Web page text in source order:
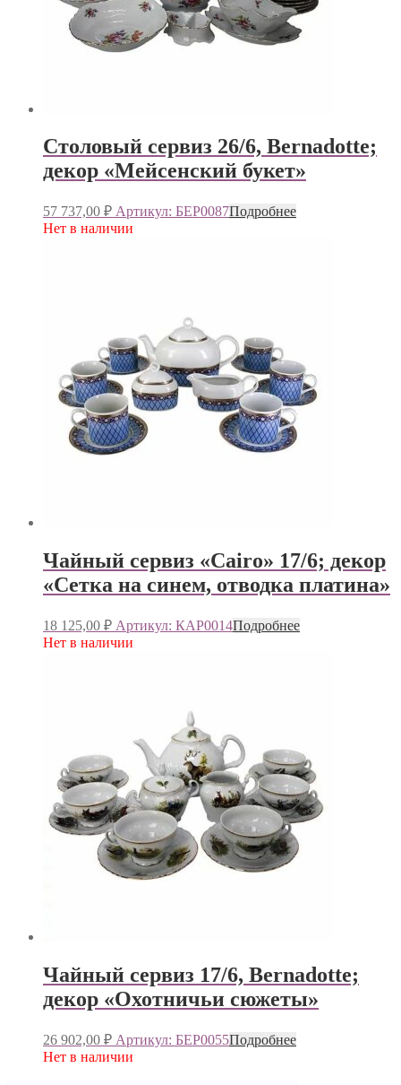
Столовый сервиз 26/6, Bernadotte;
декор «Мейсенский букет»
57 737,00 ₽ Артикул: БЕР0087Подробнее
Нет в наличии
Чайный сервиз «Cairo» 17/6; декор
«Сетка на синем, отводка платина»
18 125,00 ₽ Артикул: КАР0014Подробнее
Нет в наличии
Чайный сервиз 17/6, Bernadotte;
декор «Охотничьи сюжеты»
26 902,00 ₽ Артикул: БЕР0055Подробнее
Нет в наличии